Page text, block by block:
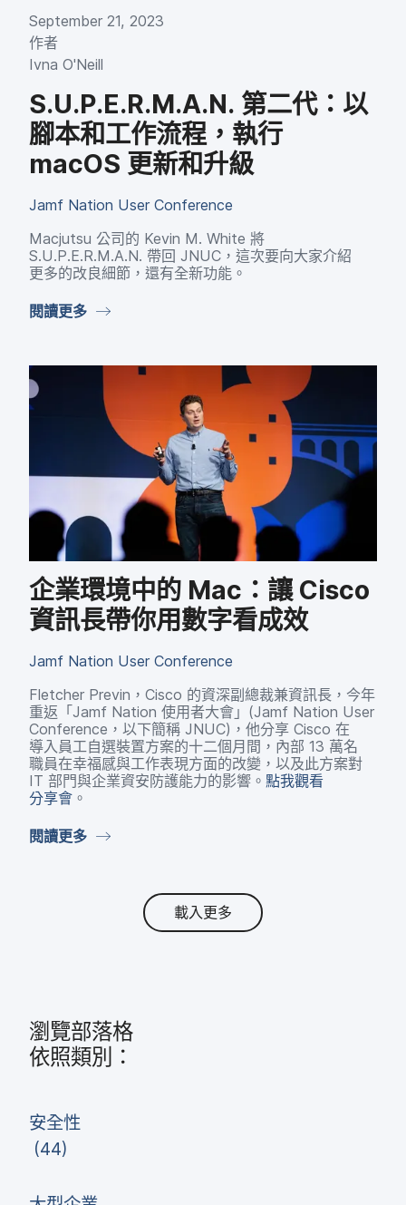
September 21, 2023
作​者
Ivna O'Neill
S.U.P.E.R.M.A.N. 第二代：​以​
腳本​和​工作​流程，​執行
macOS 更​新​和​升級
Jamf Nation User Conference
Macjutsu 公司​的 Kevin M. White 將
S.U.P.E.R.M.A.N. 帶​回 JNUC ，​這​次​要​向​大家​介紹​
更多​的​改良​細節，​還​有​全​新​功能。
閱讀​更多
企業​環境​中​的 Mac ：​讓Cisco
資​訊長​帶你​用數​字​看成效
Jamf Nation User Conference
Fletcher Previn ， Cisco 的​資深​副總裁​兼​資​訊長，​今年​
重返​「Jamf Nation 使用​者​大會」​(Jamf Nation User
Conference ，​以下​簡稱 JNUC)，​他​分享 Cisco 在​
導入​員工​自選​裝置​方案​的​十二​個​月間，​內部 13 萬​名​
職員​在​幸福感​與​工作​表現​方面​的​改變，​以及​此​方案​對
IT 部門​與​企業​資安​防護​能力​的​影響。 點​我​觀​看​
分享會 。
閱讀​更多
載入更多
瀏覽部​落格
依​照​類別：
安全性
(44)